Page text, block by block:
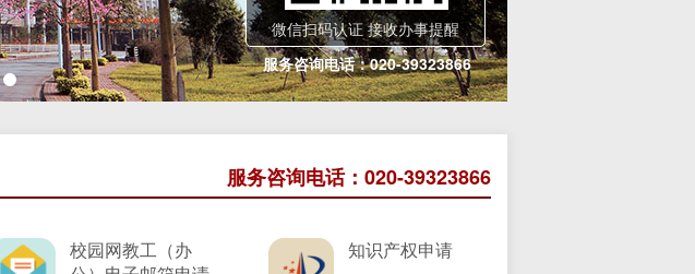
服务咨询电话：020-39323866
微信扫码认证 接收办事提醒
服务咨询电话：020-39323866
校园网教工（办
知识产权申请